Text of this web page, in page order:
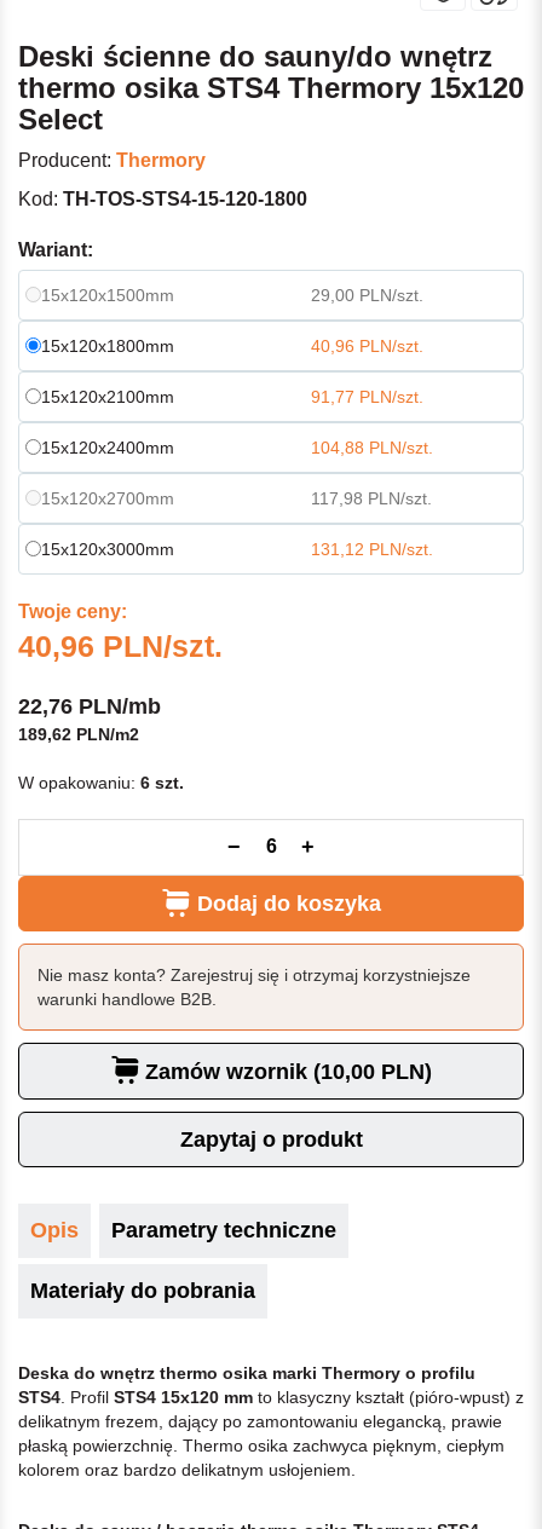
Deski ścienne do sauny/do wnętrz
thermo osika STS4 Thermory 15x120
Select
Producent: Thermory
Kod: TH-TOS-STS4-15-120-1800
Wariant:
15x120x1500mm 29,00 PLN/szt.
15x120x1800mm 40,96 PLN/szt.
15x120x2100mm 91,77 PLN/szt.
15x120x2400mm 104,88 PLN/szt.
15x120x2700mm 117,98 PLN/szt.
15x120x3000mm 131,12 PLN/szt.
Twoje ceny:
40,96 PLN/szt.
22,76 PLN/mb
189,62 PLN/m2
W opakowaniu: 6 szt.
− +
Dodaj do koszyka
Nie masz konta? Zarejestruj się i otrzymaj korzystniejsze
warunki handlowe B2B.
Zamów wzornik (10,00 PLN)
Zapytaj o produkt
Opis Parametry techniczne
Materiały do pobrania
Deska do wnętrz thermo osika marki Thermory o profilu
STS4 . Profil STS4 15x120 mm to klasyczny kształt (pióro-wpust) z
delikatnym frezem, dający po zamontowaniu elegancką, prawie
płaską powierzchnię. Thermo osika zachwyca pięknym, ciepłym
kolorem oraz bardzo delikatnym usłojeniem.